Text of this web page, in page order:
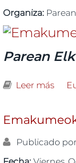
Organiza:
Parean
Leer más
Publicado